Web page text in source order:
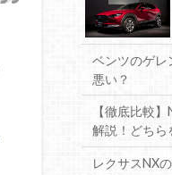
ベンツのゲレ
悪い？
【徹底比較
解説！どちら
レクサスNX